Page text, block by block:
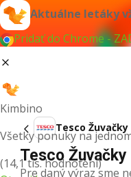
Aktuálne letáky
Pridať do Chrome -
Kimbino
Všetky ponuky na
(14,1 tis. hodnotení)
Tesco Žuvačky
Tesco
Pre daný výraz sme